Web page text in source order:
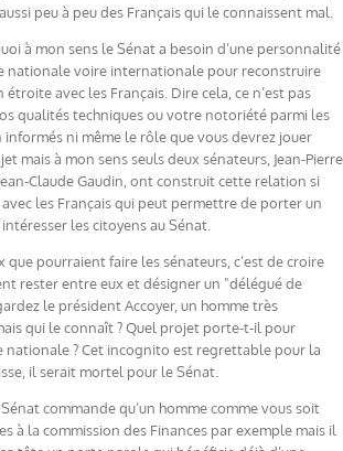
peu à peu des Français qui le connaissent mal.
à mon sens le Sénat a besoin d’une personnalité
nationale voire internationale pour reconstruire
avec les Français. Dire cela, ce n’est pas
qualités techniques ou votre notoriété parmi les
informés ni même le rôle que vous devrez jouer
mais à mon sens seuls deux sénateurs, Jean-Pierre
Claude Gaudin, ont construit cette relation si
les Français qui peut permettre de porter un
les citoyens au Sénat.
que pourraient faire les sénateurs, c’est de croire
rester entre eux et désigner un "délégué de
le président Accoyer, un homme très
qui le connaît ? Quel projet porte-t-il pour
nationale ? Cet incognito est regrettable pour la
il serait mortel pour le Sénat.
Sénat commande qu’un homme comme vous soit
à la commission des Finances par exemple mais il